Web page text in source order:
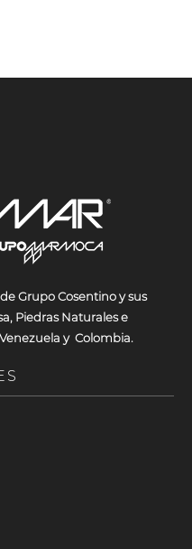
Grupo Cosentino y sus
Piedras Naturales e
y Colombia.